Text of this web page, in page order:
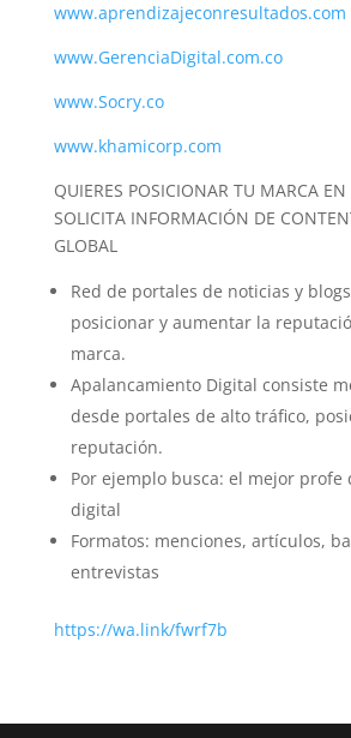
www.aprendizajeconresultados.com
www.GerenciaDigital.com.co
www.Socry.co
www.khamicorp.com
QUIERES POSICIONAR TU MARCA EN
SOLICITA INFORMACIÓN DE
GLOBAL
Red de portales de noticias y
posicionar y aumentar la
marca.
Apalancamiento Digital consiste
desde portales de alto tráfico,
reputación.
Por ejemplo busca: el mejor profe
digital
Formatos: menciones, artículos,
entrevistas
https://wa.link/fwrf7b